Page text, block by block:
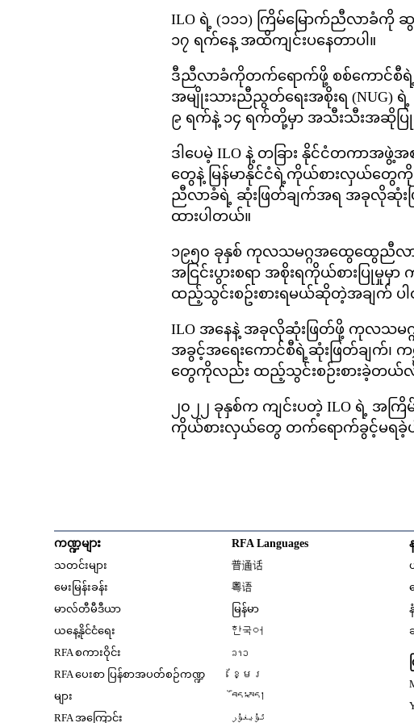
ILO ရဲ့ (၁၁၁) ကြိမ်မြောက်ညီလာခံကို
၁၇ ရက်နေ့ အထိကျင်းပနေတာပါ။
ဒီညီလာခံကိုတက်ရောက်ဖို့ စစ်ကောင်စီရဲ့
အမျိုးသားညီညွတ်ရေးအစိုးရ (NUG)
၉ ရက်နဲ့ ၁၄ ရက်တို့မှာ အသီးသီးအဆို
ဒါပေမဲ့ ILO နဲ့ တခြား နိုင်ငံတကာအဖွဲ့
တွေနဲ့ မြန်မာနိုင်ငံရဲ့ကိုယ်စားလှယ်
ညီလာခံရဲ့ ဆုံးဖြတ်ချက်အရ အခုလိုဆုံးဖ
ထားပါတယ်။
၁၉၅၀ ခုနှစ် ကုလသမဂ္ဂအထွေထွေညီလ
အငြင်းပွားစရာ အစိုးရကိုယ်စားပြု
ထည့်သွင်းစဥ်းစားရမယ်ဆိုတဲ့အချက် ပါ
ILO အနေနဲ့ အခုလိုဆုံးဖြတ်ဖို့ ကုလသမ
အခွင့်အရေးကောင်စီရဲ့ဆုံးဖြတ်ချက်၊ က
တွေကိုလည်း ထည့်သွင်းစဉ်းစားခဲ့တယ်
၂၀၂၂ ခုနှစ်က ကျင်းပတဲ့ ILO ရဲ့ အကြိ
ကိုယ်စားလှယ်တွေ တက်ရောက်ခွင့်မရခဲ့ပ
ကဏ္ဍများ
သတင်းများ
မေးမြန်းခန်း
မာလ်တီမီဒီယာ
ယနေ့နိုင်ငံရေး
RFA စကားဝိုင်း
RFA ပေးစာ ပြန်စာအပတ်စဉ်ကဏ္ဍ
များ
RFA အကြောင်း
RFA Languages
普通话
粤语
မြန်မာ
한국어
ລາວ
ខ្មែរ
བོད་སྐད།
ئۇيغۇر